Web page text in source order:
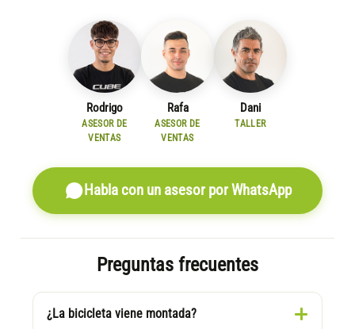
Rodrigo
ASESOR DE
VENTAS
Rafa
ASESOR DE
VENTAS
Dani
TALLER
Habla con un asesor por WhatsApp
Preguntas frecuentes
¿La bicicleta viene montada?